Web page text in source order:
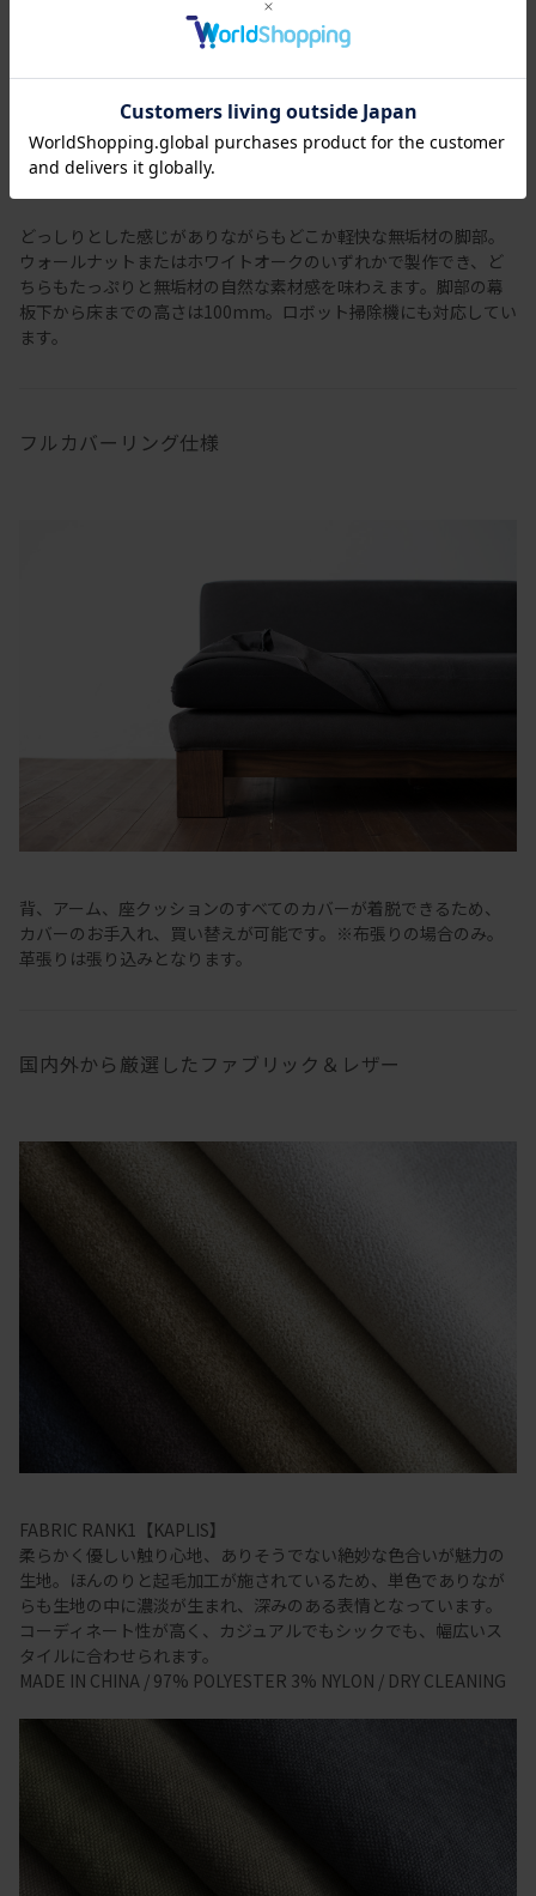
どっしりとした感じがありながらもどこか軽快な無垢材の脚部。
ウォールナットまたはホワイトオークのいずれかで製作でき、ど
ちらもたっぷりと無垢材の自然な素材感を味わえます。脚部の幕
板下から床までの高さは100mm。ロボット掃除機にも対応してい
ます。
フルカバーリング仕様
背、アーム、座クッションのすべてのカバーが着脱できるため、
カバーのお手入れ、買い替えが可能です。※布張りの場合のみ。
革張りは張り込みとなります。
国内外から厳選したファブリック＆レザー
FABRIC RANK1【KAPLIS】
柔らかく優しい触り心地、ありそうでない絶妙な色合いが魅力の
生地。ほんのりと起毛加工が施されているため、単色でありなが
らも生地の中に濃淡が生まれ、深みのある表情となっています。
コーディネート性が高く、カジュアルでもシックでも、幅広いス
タイルに合わせられます。
MADE IN CHINA / 97% POLYESTER 3% NYLON / DRY CLEANING